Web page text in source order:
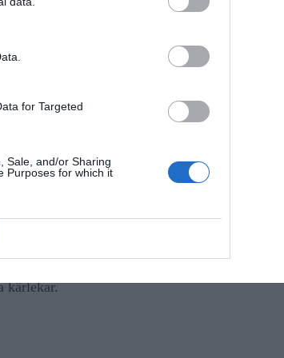
for Targeted
Sale, and/or Sharing
Purposes for which it
det, ja, lugnt.
fälls
snart”, men det
munnen.
kärlekar.